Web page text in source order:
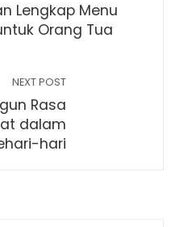
Lengkap Menu
Orang Tua
NEXT POST
Rasa
dalam
hari